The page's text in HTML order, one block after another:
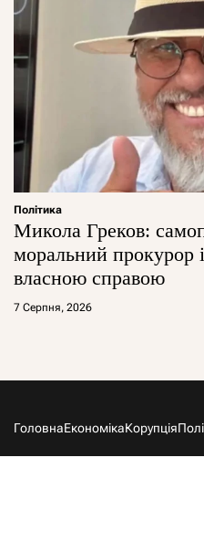
Політика
Микола Греков:
моральний прокурор
власною справою
7 Серпня, 2026
ГоловнаЕкономікаКорупція